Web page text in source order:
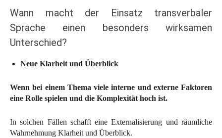
Wann macht der Einsatz transverbaler
Sprache einen besonders wirksamen
Unterschied?
Neue Klarheit und Überblick
Wenn bei einem Thema viele interne und externe Faktoren
eine Rolle spielen und die Komplexität hoch ist.
In solchen Fällen schafft eine Externalisierung und räumliche
Wahrnehmung Klarheit und Überblick.